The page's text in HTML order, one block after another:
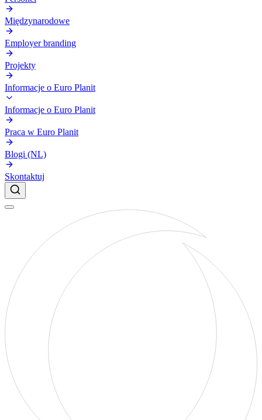
Międzynarodowe
Employer branding
Projekty
Informacje o Euro Planit
Informacje o Euro Planit
Praca w Euro Planit
Blogi (NL)
Skontaktuj